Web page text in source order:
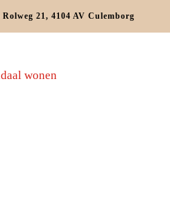
Rolweg 21, 4104 AV Culemborg